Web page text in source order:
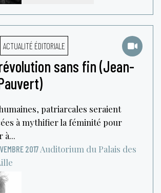
ACTUALITÉ ÉDITORIALE
sans fin (Jean-
patriarcales seraient
à mythifier la féminité pour
à...
2017 Auditorium du Palais des